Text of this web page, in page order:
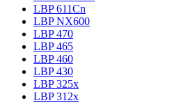
LBP 611Cn
LBP NX600
LBP 470
LBP 465
LBP 460
LBP 430
LBP 325x
LBP 312x